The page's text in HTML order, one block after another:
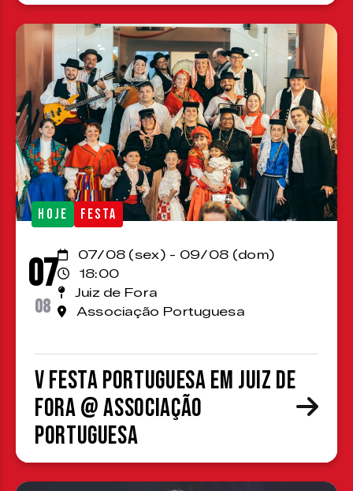
HOJE FESTA
07
08
07/08 (sex) - 09/08 (dom)
18:00
Juiz de Fora
Associação Portuguesa
V Festa Portuguesa em Juiz de
Fora @ Associação
Portuguesa